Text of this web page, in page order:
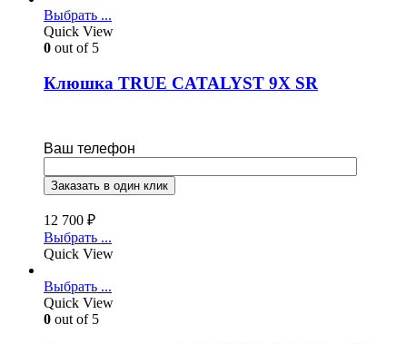
Выбрать ...
Quick View
0 out of 5
Клюшка TRUE CATALYST 9X SR
Ваш телефон
12 700 ₽
Выбрать ...
Quick View
Выбрать ...
Quick View
0 out of 5